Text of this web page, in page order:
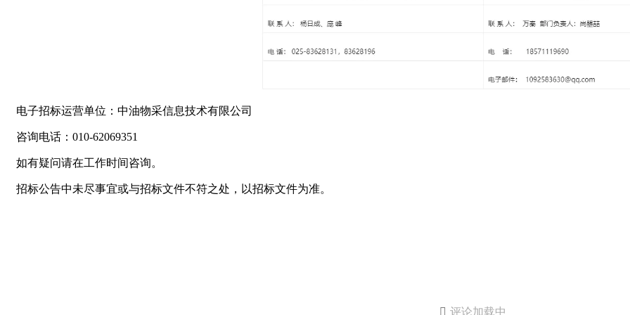
电子招标运营单位：中油物采信息技术有限公司
咨询电话：010-62069351
如有疑问请在工作时间咨询。
招标公告中未尽事宜或与招标文件不符之处，以招标文件为准。
 评论加载中